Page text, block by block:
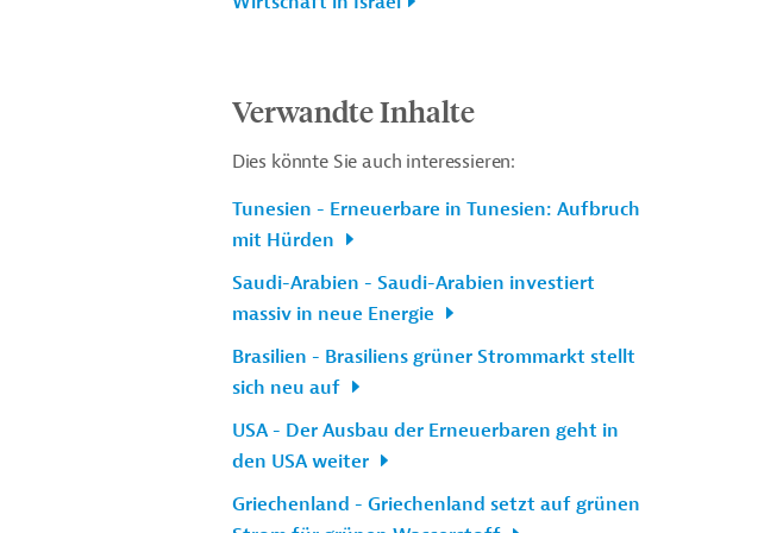
Verwandte Inhalte
Dies könnte Sie auch interessieren:
Tunesien - Erneuerbare in Tunesien: Aufbruch
mit Hürden
Saudi-Arabien - Saudi-Arabien investiert
massiv in neue Energie
Brasilien - Brasiliens grüner Strommarkt stellt
sich neu auf
USA - Der Ausbau der Erneuerbaren geht in
den USA weiter
Griechenland - Griechenland setzt auf grünen